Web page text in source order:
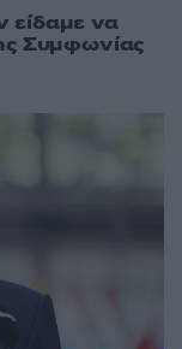
είδαμε να
Συμφωνίας